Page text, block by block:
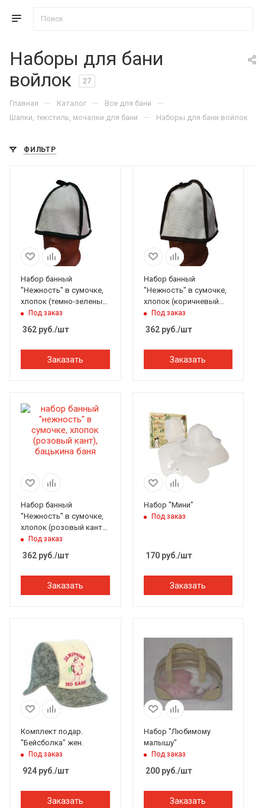
Наборы для бани
войлок
27
Главная — Каталог — Все для бани —
Шапки, текстиль, мочалки для бани — Наборы для бани войлок
ФИЛЬТР
Набор банный
"Нежность" в сумочке,
хлопок (темно-зеленый
кант), Бацькина баня
Под заказ
362 руб./шт
Заказать
Набор банный
"Нежность" в сумочке,
хлопок (коричневый
кант), Бацькина баня
Под заказ
362руб./шт
Заказать
Набор банный
"Нежность" в сумочке,
хлопок (розовый кант),
Бацькина баня
Под заказ
362 руб./шт
Заказать
Набор "Мини"
Под заказ
170руб./шт
Заказать
Комплект подар.
"Бейсболка" жен.
Под заказ
924 руб./шт
Заказать
Набор "Любимому
малышу"
Под заказ
200руб./шт
Заказать